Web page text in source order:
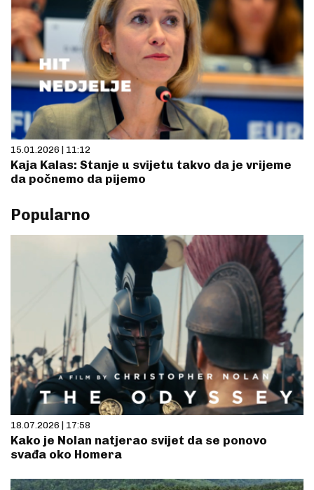
15.01.2026 | 11:12
Kaja Kalas: Stanje u svijetu takvo da je vrijeme
da počnemo da pijemo
Popularno
18.07.2026 | 17:58
Kako je Nolan natjerao svijet da se ponovo
svađa oko Homera